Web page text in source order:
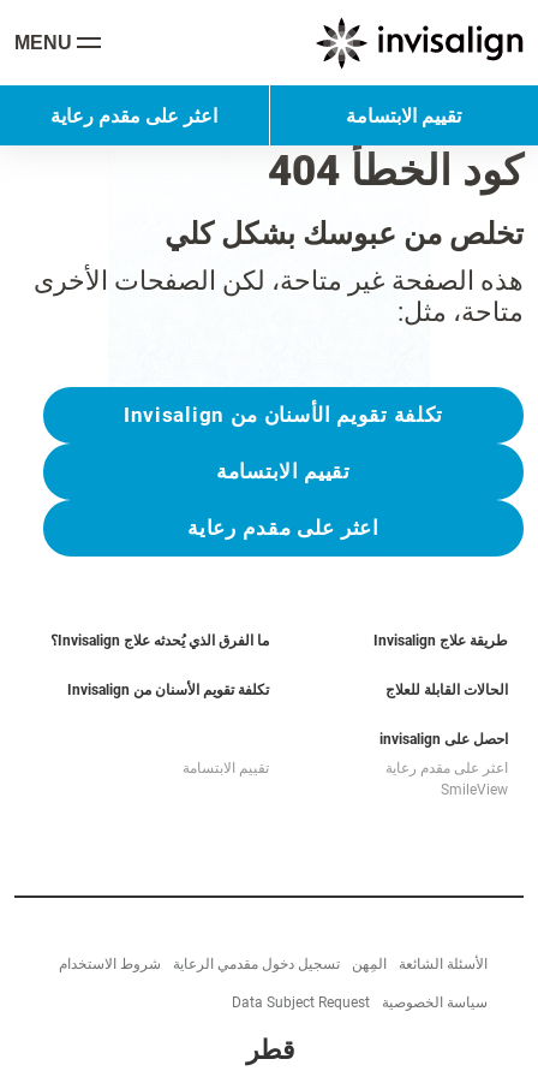
MENU
تقييم الابتسامة اعثر على مقدم رعاية
كود الخطأ 404
تخلص من عبوسك بشكل كلي
هذه الصفحة غير متاحة، لكن الصفحات الأخرى
متاحة، مثل:
تكلفة تقويم الأسنان من Invisalign
تقييم الابتسامة
اعثر على مقدم رعاية
طريقة علاج Invisalign ما الفرق الذي يُحدثه علاج Invisalign؟
الحالات القابلة للعلاج تكلفة تقويم الأسنان من Invisalign
احصل على invisalign
اعثر على مقدم رعاية
تقييم الابتسامة
SmileView
الأسئلة الشائعة المِهن تسجيل دخول مقدمي الرعاية شروط الاستخدام
سياسة الخصوصية Data Subject Request
قطر‎